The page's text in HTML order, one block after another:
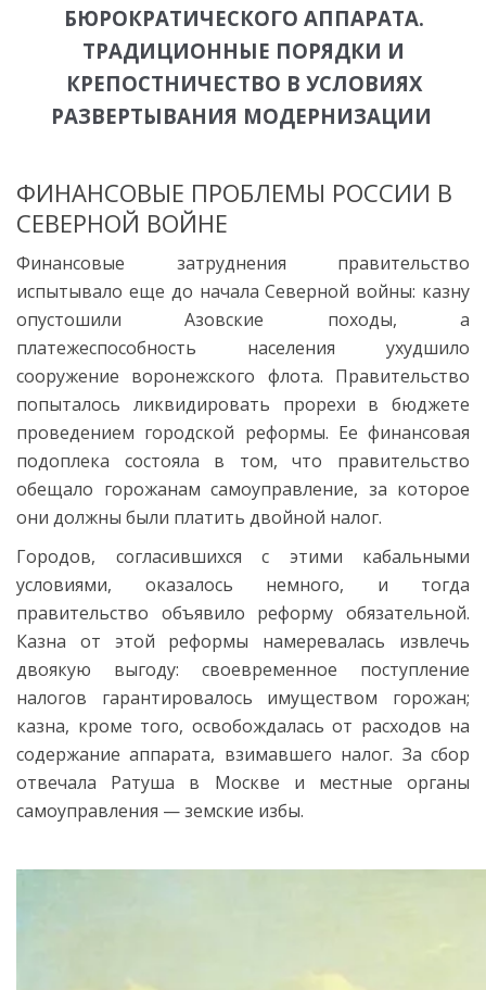
БЮРОКРАТИЧЕСКОГО АППАРАТА.
ТРАДИЦИОННЫЕ ПОРЯДКИ И
КРЕПОСТНИЧЕСТВО В УСЛОВИЯХ
РАЗВЕРТЫВАНИЯ МОДЕРНИЗАЦИИ
ФИНАНСОВЫЕ ПРОБЛЕМЫ РОССИИ В
СЕВЕРНОЙ ВОЙНЕ
Финансовые затруднения правительство
испытывало еще до начала Северной войны: казну
опустошили Азовские походы, а
платежеспособность населения ухудшило
сооружение воронежского флота. Правительство
попыталось ликвидировать прорехи в бюджете
проведением городской реформы. Ее финансовая
подоплека состояла в том, что правительство
обещало горожанам самоуправление, за которое
они должны были платить двойной налог.
Городов, согласившихся с этими кабальными
условиями, оказалось немного, и тогда
правительство объявило реформу обязательной.
Казна от этой реформы намеревалась извлечь
двоякую выгоду: своевременное поступление
налогов гарантировалось имуществом горожан;
казна, кроме того, освобождалась от расходов на
содержание аппарата, взимавшего налог. За сбор
отвечала Ратуша в Москве и местные органы
самоуправления — земские избы.